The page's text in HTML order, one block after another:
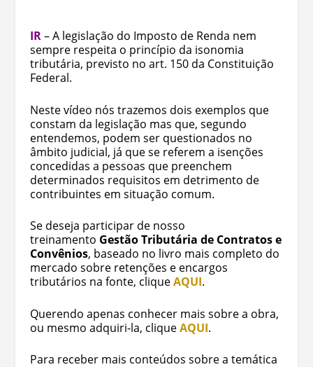
IR– A legislação do Imposto de Renda nem
sempre respeita o princípio da isonomia
tributária, previsto no art. 150 da Constituição
Federal.
Neste vídeo nós trazemos dois exemplos que
constam da legislação mas que, segundo
entendemos, podem ser questionados no
âmbito judicial, já que se referem a isenções
concedidas a pessoas que preenchem
determinados requisitos em detrimento de
contribuintes em situação comum.
Se deseja participar de nosso
treinamento Gestão Tributária de Contratos e
Convênios, baseado no livro mais completo do
mercado sobre retenções e encargos
tributários na fonte, cliqueAQUI.
Querendo apenas conhecer mais sobre a obra,
ou mesmo adquiri-la, cliqueAQUI.
Para receber mais conteúdos sobre a temática